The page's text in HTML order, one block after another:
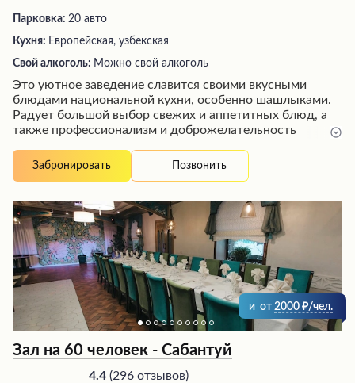
Парковка: 20 авто
Кухня: Европейская, узбекская
Свой алкоголь: Можно свой алкоголь
Это уютное заведение славится своими вкусными
блюдами национальной кухни, особенно шашлыками.
Радует большой выбор свежих и аппетитных блюд, а
также профессионализм и доброжелательность
душевную атмосферу. Посетители отмечают
вежливость хозяев и официантов, которые стараются
действительно одно из немногих мест, где можно
отведать по-настоящему вкусную кухню в уютной
обстановке.
Забронировать Позвонить
и от 2000 /чел.
Зал на 60 человек - Сабантуй
4.4 (296 отзывов)